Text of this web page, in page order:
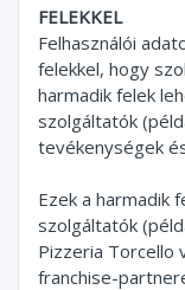
FELEKKEL
Felhasználói
felekkel, hogy
harmadik felek
szolgáltatók
tevékenységek
Ezek a harmadik
szolgáltatók
Pizzeria Torcello
franchise-